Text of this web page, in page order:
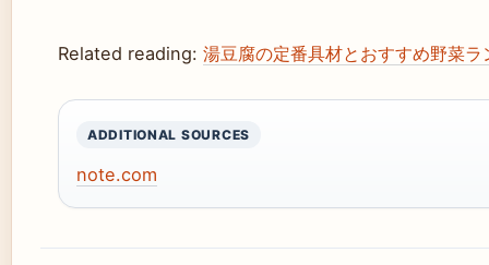
Related reading: 湯豆腐の定番具材とおすすめ野菜ラ
ADDITIONAL SOURCES
note.com